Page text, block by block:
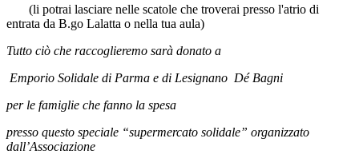
(li potrai lasciare nelle scatole che troverai presso l'atrio di
entrata da B.go Lalatta o nella tua aula)
Tutto ciò che raccoglieremo sarà donato a
Emporio Solidale di Parma e di Lesignano Dé Bagni
per le famiglie che fanno la spesa
presso questo speciale “supermercato solidale” organizzato
dall’Associazione